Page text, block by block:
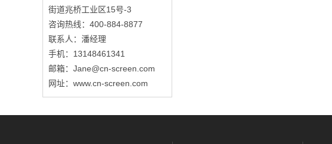
街道兆桥工业区15号-3
咨询热线：400-884-8877
联系人：潘经理
手机：13148461341
邮箱：Jane@cn-screen.com
网址：www.cn-screen.com